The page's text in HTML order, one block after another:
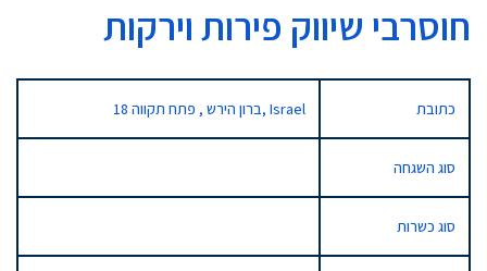
חוסרבי שיווק פירות וירקות
כתובת 18 ברון הירש , פתח תקווה, Israel
סוג השגחה
סוג כשרות